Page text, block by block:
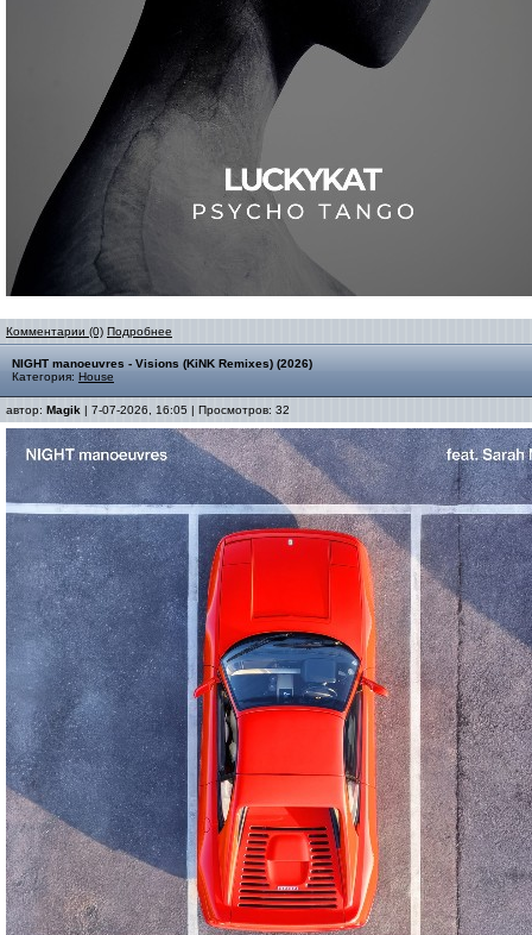
Комментарии (0) Подробнее
NIGHT manoeuvres - Visions (KiNK Remixes) (2026)
Категория: House
автор: Magik | 7-07-2026, 16:05 | Просмотров: 32